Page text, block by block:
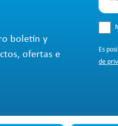
boletín y
ofertas e
Es
de